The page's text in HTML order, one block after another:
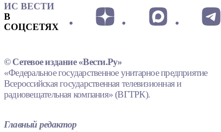
ИС ВЕСТИ
В
СОЦСЕТЯХ
© Сетевое издание «Вести.Ру»
«Федеральное государственное унитарное предприятие
Всероссийская государственная телевизионная и
радиовещательная компания» (ВГТРК).
Главный редактор